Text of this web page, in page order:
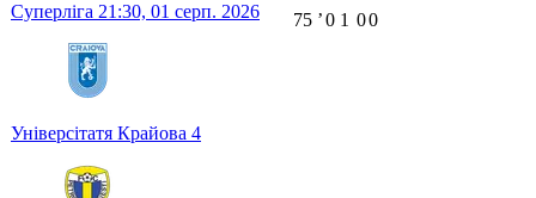
Суперліга 21:30, 01 серп. 2026
Універсітатя Крайова 4
75 ʼ0 1 00